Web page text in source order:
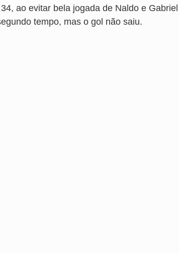
ao evitar bela jogada de Naldo e
tempo, mas o gol não saiu.